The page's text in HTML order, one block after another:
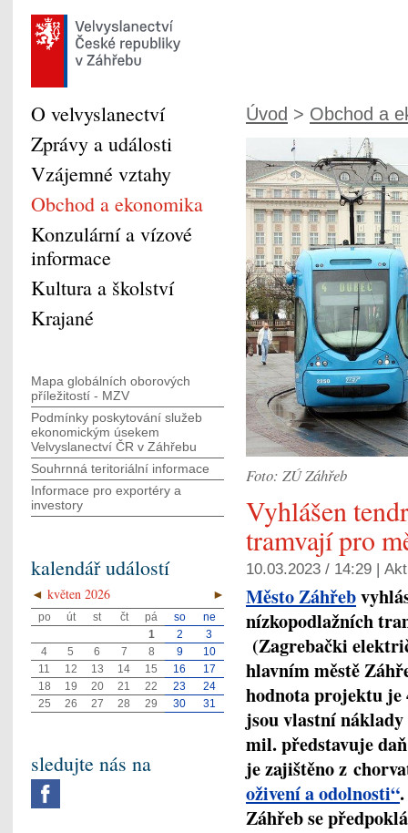
Úvod > Obchod a
Foto: ZÚ Záhřeb
Vyhlášen
tramvají pro
10.03.2023 / 14:29 |
Město Záhřeb
nízkopodlažních
(Zagrebački
hlavním městě
hodnota projektu je
jsou vlastní
mil. představuje
je zajištěno z
oživení a odolnosti“
Záhřeb se
O velvyslanectví
Zprávy a události
Vzájemné vztahy
Obchod a ekonomika
Konzulární a vízové
informace
Kultura a školství
Krajané
Mapa globálních oborových
příležitostí - MZV
Podmínky poskytování služeb
ekonomickým úsekem
Velvyslanectví ČR v Záhřebu
Souhrnná teritoriální informace
Informace pro exportéry a
investory
kalendář událostí
◄ ►
květen 2026
po út st čt pá so
ne
1
2
3
4
5 6 7 8 9
10
11
12 13 14 15 16
17
18
19 20 21 22 23
24
25
26 27 28 29 30 31
sledujte nás na